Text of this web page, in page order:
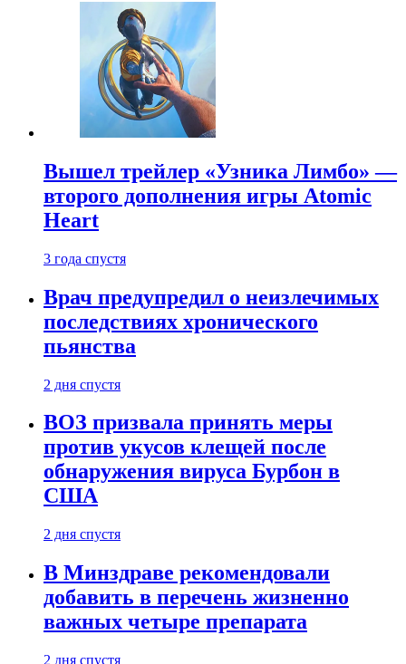
Вышел трейлер «Узника Лимбо» —
второго дополнения игры Atomic
Heart
3 года спустя
Врач предупредил о неизлечимых
последствиях хронического
пьянства
2 дня спустя
ВОЗ призвала принять меры
против укусов клещей после
обнаружения вируса Бурбон в
США
2 дня спустя
В Минздраве рекомендовали
добавить в перечень жизненно
важных четыре препарата
2 дня спустя